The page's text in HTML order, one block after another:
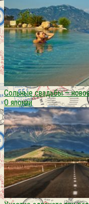
Сольные свадьбы –
О японии